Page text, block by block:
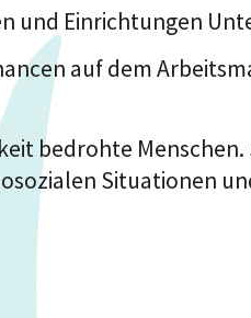
und Einrichtungen
auf dem
bedrohte
Situationen